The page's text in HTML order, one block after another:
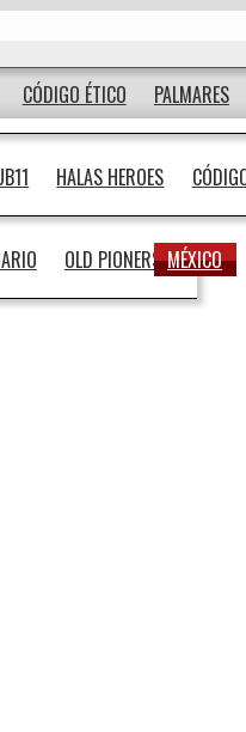
CÓDIGO ÉTICO
PALMARES
HALAS HEROES
OLD PIONERS MÉXICO